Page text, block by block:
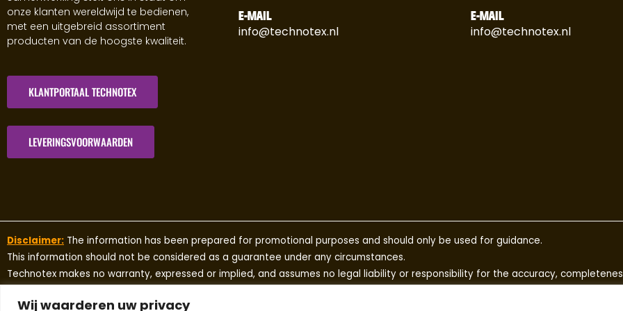
Wij waarderen uw privacy
onze klanten wereldwijd te bedienen,
met een uitgebreid assortiment
producten van de hoogste kwaliteit.
KLANTPORTAAL TECHNOTEX
LEVERINGSVOORWAARDEN
E-MAIL
info@technotex.nl
E-MAIL
info@technotex.nl
Disclaimer: The information has been prepared for promotional purposes and should only be used for guidance.
This information should not be considered as a guarantee under any circumstances.
Technotex makes no warranty, expressed or implied, and assumes no legal liability or responsibility for the accuracy,
If information is required, please contact Technotex or your local Technotex sales representative.